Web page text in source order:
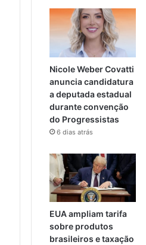
Nicole Weber Covatti
anuncia candidatura
a deputada estadual
durante convenção
do Progressistas
6 dias atrás
EUA ampliam tarifa
sobre produtos
brasileiros e taxação